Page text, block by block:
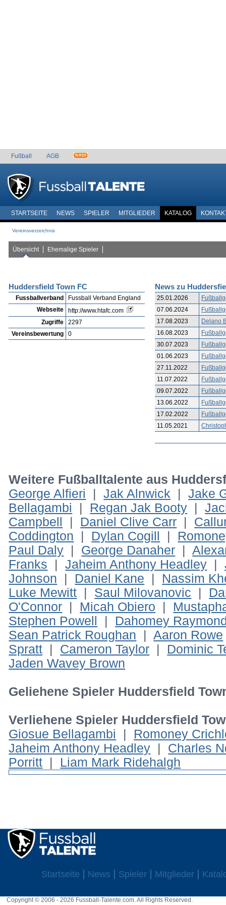
Fußball AGB
STARTSEITE NEWS SPIELER MITGLIEDER KATALOG
Vereinsverzeichnis
Übersicht Ehemalige Spieler
Huddersfield Town FC
Fussballverband
Fussball Verband England
Webseite
http://www.htafc.com
Zugriffe
2297
Vereinsbewertung
0
News zu
25.01.2026
07.06.2024
17.08.2023
Delano
16.08.2023
30.07.2023
01.06.2023
27.11.2022
11.07.2022
09.07.2022
13.06.2022
17.02.2022
11.05.2021
Weitere Fußballtalente aus
George Alfieri |Jak Alnwick |Jake
Bellagambi
Regan Jak Booty |
Campbell
Daniel Clive Carr
Coddington
Dylan Cogill
Paul Daly
George Danaher |
Franks |Jaheim Anthony Headley |
Johnson
Daniel Kane
Nassim
Luke Mewitt
Saul Milovanovic
O'Connor
Micah Obiero
Stephen Powell
Dahomey
Sean Patrick Roughan |Aaron Rowe
Spratt
Cameron Taylor
Dominic
Jaden Wavey Brown
Geliehene Spieler Huddersfield
Verliehene Spieler Huddersfield
Giosue Bellagambi
Romoney
Jaheim Anthony Headley
Charles
Porritt
Liam Mark Ridehalgh
Startseite News Spieler Mitglieder
Copyright © 2006 - 2026 Fussball-Talente.com. All Rights Reserved.